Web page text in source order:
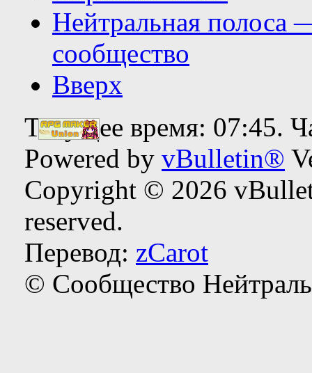
Нейтральная полоса
сообщество
Вверх
Текущее время: 07:45.
Powered by vBulletin®
Copyright © 2026
reserved.
Перевод: zCarot
© Сообщество